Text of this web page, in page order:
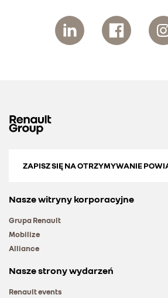
ZAPISZ SIĘ NA OTRZYMYWANIE
Nasze witryny korporacyjne
Grupa Renault
Mobilize
Alliance
Nasze strony wydarzeń
Renault events